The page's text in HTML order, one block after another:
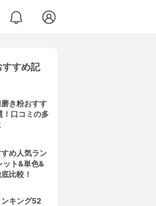
すめ記
き粉おすす
！口コミの多
め人気ラン
ット&単色&
比較！
キング52